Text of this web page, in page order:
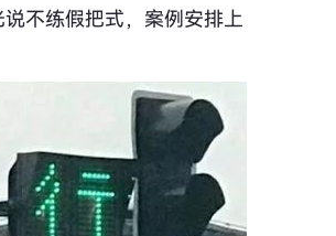
说不练假把式，案例安排上